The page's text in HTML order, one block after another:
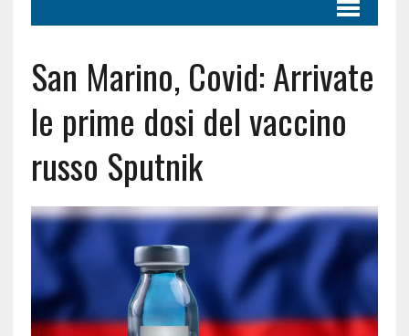
San Marino, Covid: Arrivate
le prime dosi del vaccino
russo Sputnik